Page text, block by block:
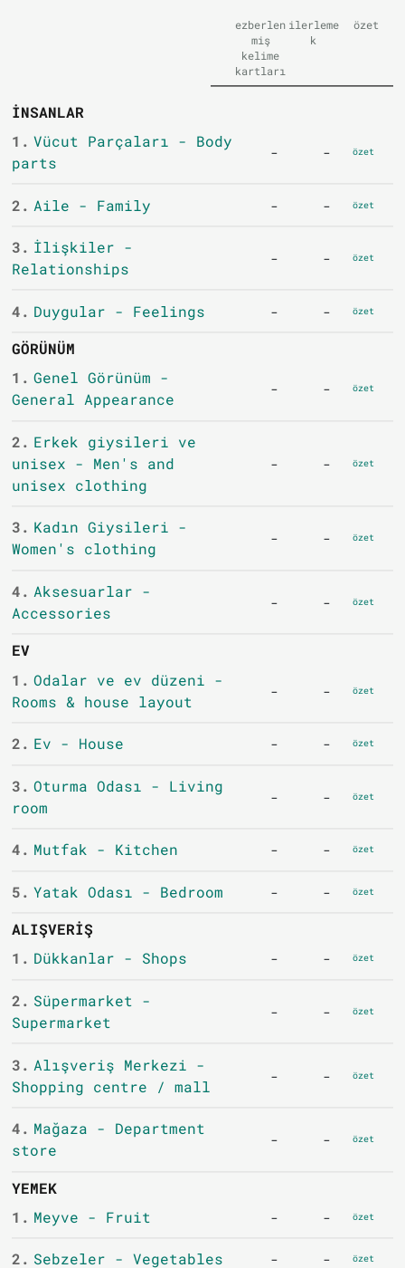
ezberlen
miş
kelime
kartları
ilerleme
k
özet
İNSANLAR
1. Vücut Parçaları - Body
parts
- - özet
2. Aile - Family - - özet
3. İlişkiler -
Relationships
- - özet
4. Duygular - Feelings - - özet
GÖRÜNÜM
1. Genel Görünüm -
General Appearance
- - özet
2. Erkek giysileri ve
unisex - Men's and
unisex clothing
- - özet
3. Kadın Giysileri -
Women's clothing
- - özet
4. Aksesuarlar -
Accessories
- - özet
EV
1. Odalar ve ev düzeni -
Rooms & house layout
- - özet
2. Ev - House - - özet
3. Oturma Odası - Living
room
- - özet
4. Mutfak - Kitchen - - özet
5. Yatak Odası - Bedroom - - özet
ALIŞVERIŞ
1. Dükkanlar - Shops - - özet
2. Süpermarket -
Supermarket
- - özet
3. Alışveriş Merkezi -
Shopping centre / mall
- - özet
4. Mağaza - Department
store
- - özet
YEMEK
1. Meyve - Fruit - - özet
2. Sebzeler - Vegetables - - özet